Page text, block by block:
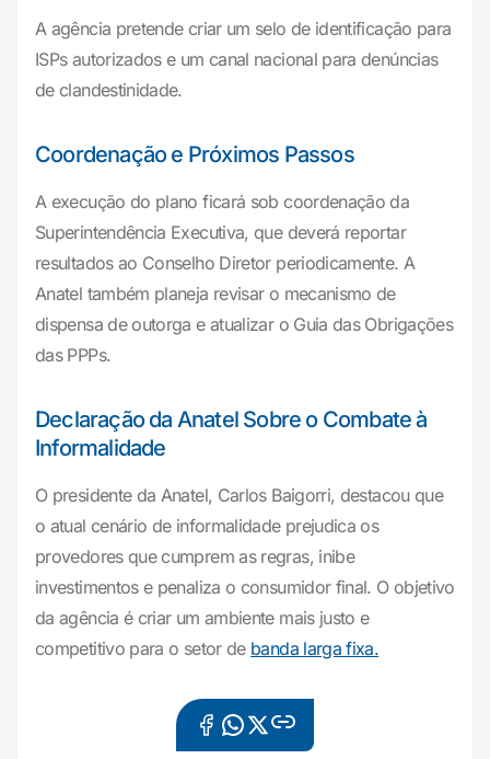
A agência pretende criar um selo de identificação para
ISPs autorizados e um canal nacional para denúncias
de clandestinidade.
Coordenação e Próximos Passos
A execução do plano ficará sob coordenação da
Superintendência Executiva, que deverá reportar
resultados ao Conselho Diretor periodicamente. A
Anatel também planeja revisar o mecanismo de
dispensa de outorga e atualizar o Guia das Obrigações
das PPPs.
Declaração da Anatel Sobre o Combate à
Informalidade
O presidente da Anatel, Carlos Baigorri, destacou que
o atual cenário de informalidade prejudica os
provedores que cumprem as regras, inibe
investimentos e penaliza o consumidor final. O objetivo
da agência é criar um ambiente mais justo e
competitivo para o setor de banda larga fixa.